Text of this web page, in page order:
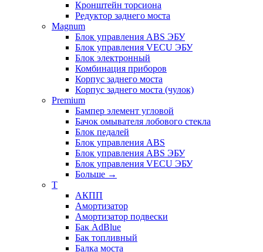
Кронштейн торсиона
Редуктор заднего моста
Magnum
Блок управления ABS ЭБУ
Блок управления VECU ЭБУ
Блок электронный
Комбинация приборов
Корпус заднего моста
Корпус заднего моста (чулок)
Premium
Бампер элемент угловой
Бачок омывателя лобового стекла
Блок педалей
Блок управления ABS
Блок управления ABS ЭБУ
Блок управления VECU ЭБУ
Больше →
T
АКПП
Амортизатор
Амортизатор подвески
Бак AdBlue
Бак топливный
Балка моста